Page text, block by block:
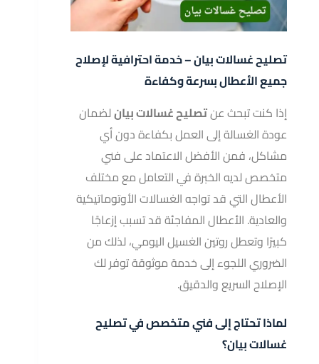
تصليح غسالات بيان – خدمة احترافية لإصلاح
جميع الأعطال بسرعة وكفاءة
إذا كنت تبحث عنتصليح غسالات بيانلضمان
عودة الغسالة إلى العمل بكفاءة دون أي
مشاكل، فمن الأفضل الاعتماد على فني
متخصص لديه الخبرة في التعامل مع مختلف
الأعطال التي قد تواجه الغسالات الأوتوماتيكية
والعادية. الأعطال المفاجئة قد تسبب إزعاجًا
كبيرًا وتعطل روتين الغسيل اليومي، لذلك من
الضروري اللجوء إلى خدمة موثوقة توفر لك
الإصلاح السريع والدقيق.
لماذا تحتاج إلى فني متخصص في تصليح
غسالات بيان؟